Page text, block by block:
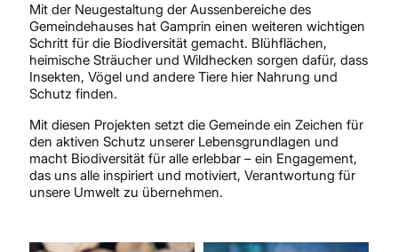
Mit der Neugestaltung der Aussenbereiche des
Gemeindehauses hat Gamprin einen weiteren wichtigen
Schritt für die Biodiversität gemacht. Blühflächen,
heimische Sträucher und Wildhecken sorgen dafür, dass
Insekten, Vögel und andere Tiere hier Nahrung und
Schutz finden.
Mit diesen Projekten setzt die Gemeinde ein Zeichen für
den aktiven Schutz unserer Lebensgrundlagen und
macht Biodiversität für alle erlebbar – ein Engagement,
das uns alle inspiriert und motiviert, Verantwortung für
unsere Umwelt zu übernehmen.